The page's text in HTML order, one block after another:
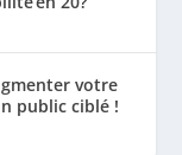
votre
public ciblé !